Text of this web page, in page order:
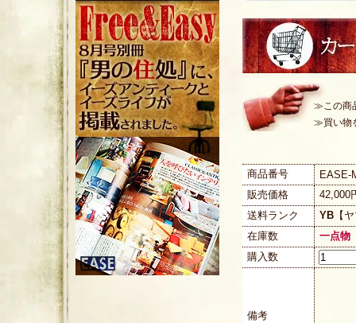
≫この商
≫買い物
商品番号
EASE-
販売価格
42,000
送料ランク
YB 【
在庫数
一点物
購入数
備考